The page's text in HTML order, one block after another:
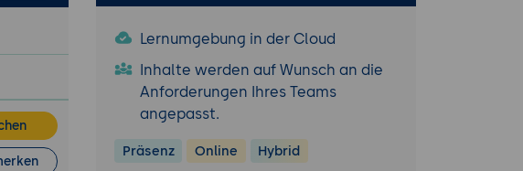
und Integration der Daten
Lernumgebung in der Cloud
Inhalte werden auf Wunsch an die
Anforderungen Ihres Teams
angepasst.
Präsenz Online Hybrid